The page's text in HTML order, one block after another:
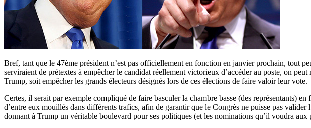
Bref, tant que le 47ème président n’est pas officiellement en fonction en janvier prochain, tout
serviraient de prétextes à empêcher le candidat réellement victorieux d’accéder au poste, on
Trump, soit empêcher les grands électeurs désignés lors de ces élections de faire valoir leur vote.
Certes, il serait par exemple compliqué de faire basculer la chambre basse (des représentants)
d’entre eux mouillés dans différents trafics, afin de garantir que le Congrès ne puisse pas
donnant à Trump un véritable boulevard pour ses politiques (et les nominations qu’il voudra